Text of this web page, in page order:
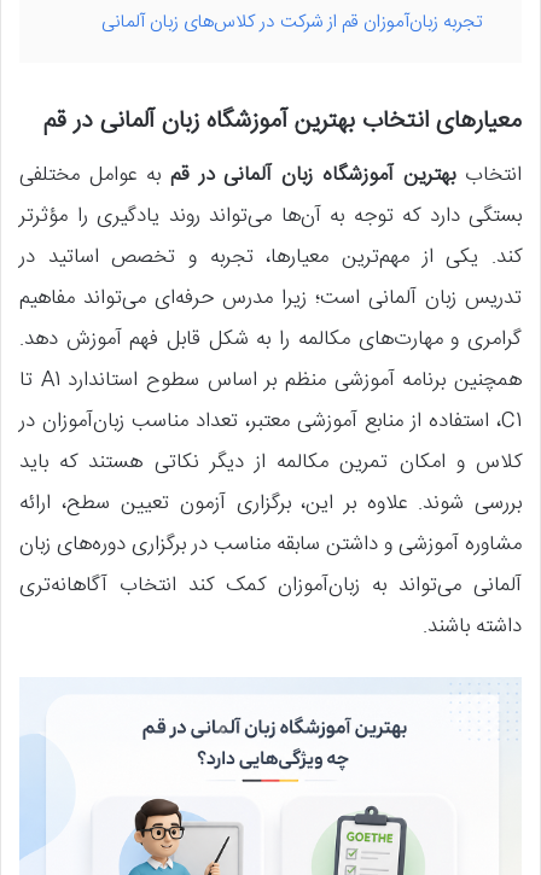
تجربه زبان‌آموزان قم از شرکت در کلاس‌های زبان آلمانی
معیارهای انتخاب بهترین آموزشگاه زبان آلمانی در قم
انتخاببهترین آموزشگاه زبان آلمانی در قم به عوامل مختلفی
بستگی دارد که توجه به آن‌ها می‌تواند روند یادگیری را مؤثرتر
کند. یکی از مهم‌ترین معیارها، تجربه و تخصص اساتید در
تدریس زبان آلمانی است؛ زیرا مدرس حرفه‌ای می‌تواند مفاهیم
گرامری و مهارت‌های مکالمه را به شکل قابل فهم آموزش دهد.
همچنین برنامه آموزشی منظم بر اساس سطوح استاندارد A1 تا
C1، استفاده از منابع آموزشی معتبر، تعداد مناسب زبان‌آموزان در
کلاس و امکان تمرین مکالمه از دیگر نکاتی هستند که باید
بررسی شوند. علاوه بر این، برگزاری آزمون تعیین سطح، ارائه
مشاوره آموزشی و داشتن سابقه مناسب در برگزاری دوره‌های زبان
آلمانی می‌تواند به زبان‌آموزان کمک کند انتخاب آگاهانه‌تری
داشته باشند.